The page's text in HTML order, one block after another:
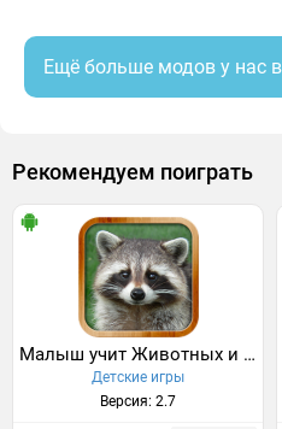
Ещё больше модов у нас
Рекомендуем поиграть
Малыш учит Животных и их звуки
Детские игры
Версия: 2.7